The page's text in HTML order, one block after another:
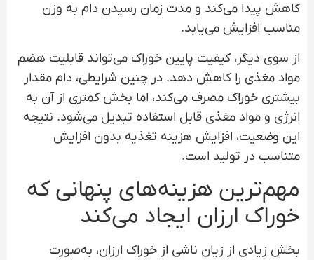
کاهش پیدا می‌کند و مدت زمان رسیدن دام به وزن
مناسب افزایش می‌یابد.
از سوی دیگر، کیفیت پایین خوراک می‌تواند قابلیت هضم
مواد مغذی را کاهش دهد. در چنین شرایطی، دام مقدار
بیشتری خوراک مصرف می‌کند، اما بخش کمتری از آن به
انرژی و مواد مغذی قابل استفاده تبدیل می‌شود. نتیجه
این وضعیت، افزایش هزینه تغذیه بدون افزایش
متناسب در تولید است.
مهم‌ترین هزینه‌های پنهانی که
خوراک ارزان ایجاد می‌کند
بخش زیادی از زیان ناشی از خوراک ارزان، به‌صورت